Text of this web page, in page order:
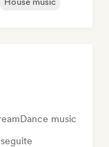
Dance music